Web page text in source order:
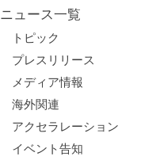
ニュース一覧
トピック
プレスリリース
メディア情報
海外関連
アクセラレーション
イベント告知